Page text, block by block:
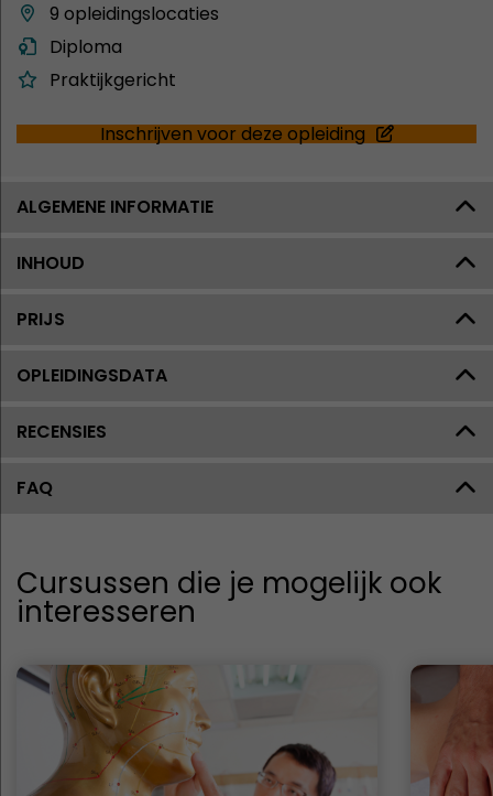
9 opleidingslocaties
Diploma
Praktijkgericht
Inschrijven voor deze opleiding
ALGEMENE INFORMATIE
INHOUD
PRIJS
OPLEIDINGSDATA
RECENSIES
FAQ
Cursussen die je mogelijk ook
interesseren